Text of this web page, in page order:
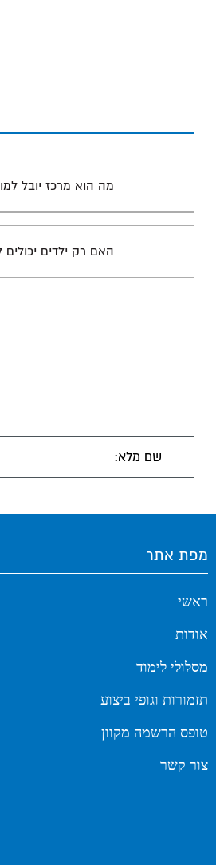
מה הוא מרכז יובל
האם רק ילדים יכולים
מפת אתר
ראשי
אודות
מסלולי לימוד
תזמורות וגופי ביצוע
טופס הרשמה מקוון
צור קשר